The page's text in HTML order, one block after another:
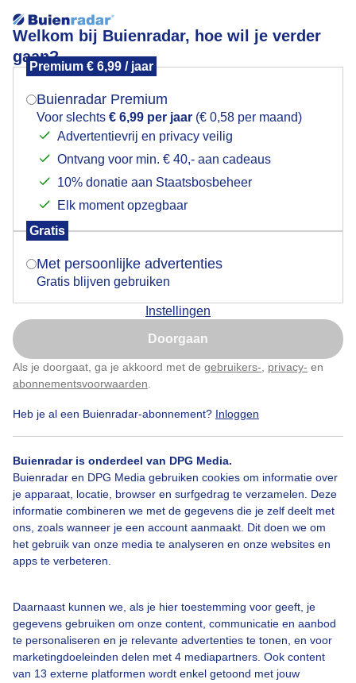
Welkom bij Buienradar, hoe wil je verder
gaan?
Premium € 6,99 / jaar
Buienradar Premium
Voor slechts € 6,99 per jaar (€ 0,58 per maand)
Advertentievrij en privacy veilig
Ontvang voor min. € 40,- aan cadeaus
10% donatie aan Staatsbosbeheer
Elk moment opzegbaar
Gratis
Met persoonlijke advertenties
Gratis blijven gebruiken
Instellingen
Doorgaan
Als je doorgaat, ga je akkoord met de gebruikers- privacy- en
abonnementsvoorwaarden
Heb je al een Buienradar-abonnement? Inloggen
Buienradar is onderdeel van DPG Media.
Buienradar en DPG Media gebruiken cookies om informatie over
je apparaat, locatie, browser en surfgedrag te verzamelen. Deze
informatie combineren we met de gegevens die je zelf deelt met
ons, zoals wanneer je een account aanmaakt. Dit doen we om
het gebruik van onze media te analyseren en onze websites en
apps te verbeteren.
Daarnaast kunnen we, als je hier toestemming voor geeft, je
gegevens gebruiken om onze content, communicatie en aanbod
te personaliseren en je relevante advertenties te tonen, en voor
marketingdoeleinden delen met 4 mediapartners. Ook content
van 13 externe platformen wordt enkel getoond met jouw
Beverwijk groeizaam weer
Door: Jos Hendriks Gemaakt: 17-05-2026, 119x bekeken
Bekijk slideshow
Een moment geduld aub...
Over Buienradar
Bedrijfsgegevens
Mogen we je locatie gebruiken voor het
Indien je hier nog geen akkoord op hebt gegeven,
verschijnt er zo een pop-up uit je browser waarin
Is goed, toon de popup
Nu niet, misschien later
Klik hierom dit aan te passen